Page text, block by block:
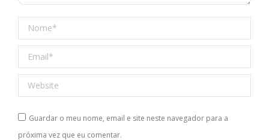
Nome *
Email *
Website
Guardar o meu nome, email e site neste navegador para a
próxima vez que eu comentar.